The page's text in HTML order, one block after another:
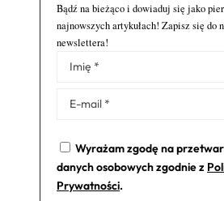
Bądź na bieżąco i dowiaduj się jako
najnowszych artykułach! Zapisz się do
newslettera!
Wyrażam zgodę na
danych osobowych zgodnie z
Prywatności.
Alternative: